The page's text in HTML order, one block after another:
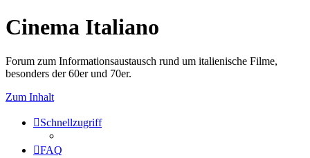
Cinema Italiano
Forum zum Informationsaustausch rund um italienische Filme,
besonders der 60er und 70er.
Zum Inhalt
Schnellzugriff
FAQ